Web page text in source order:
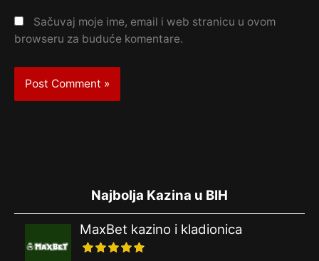
Sačuvaj moje ime, email i web stranicu u ovom
browseru za buduće komentare.
Najbolja Kazina u BIH
MaxBet kazino i kladionica